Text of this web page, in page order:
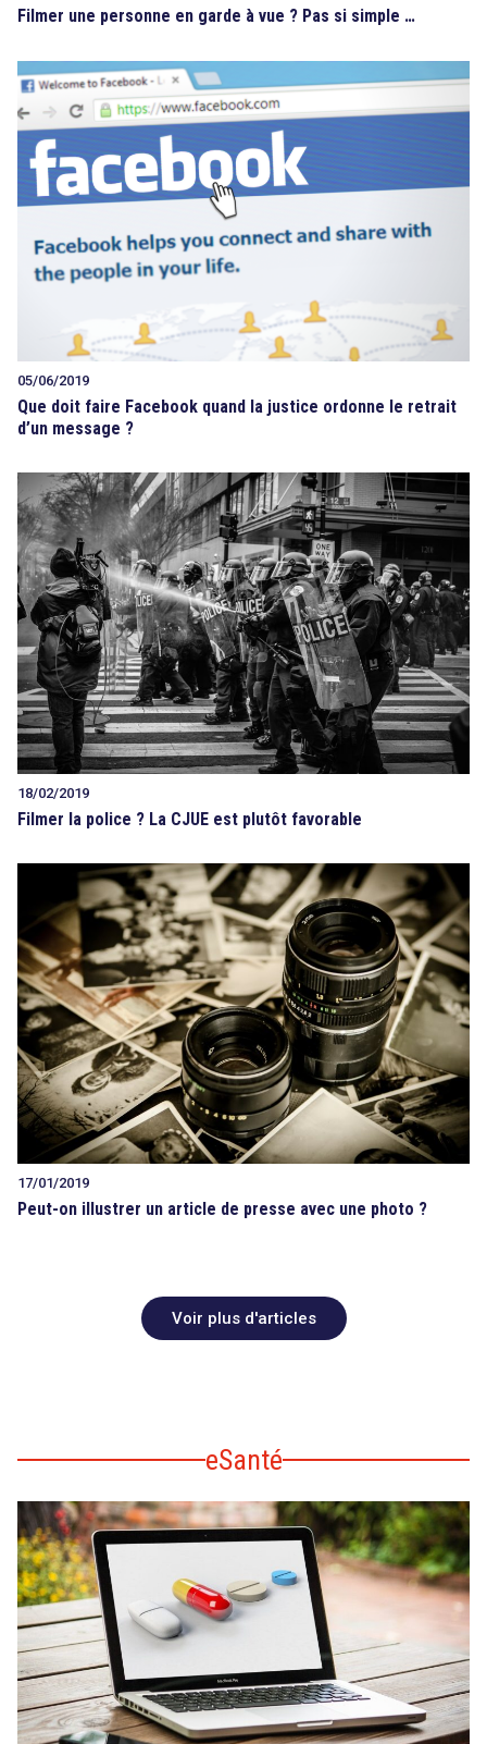
Filmer une personne en garde à vue ? Pas si simple …
05/06/2019
Que doit faire Facebook quand la justice ordonne le retrait
d’un message ?
18/02/2019
Filmer la police ? La CJUE est plutôt favorable
17/01/2019
Peut-on illustrer un article de presse avec une photo ?
Voir plus d'articles
eSanté
search